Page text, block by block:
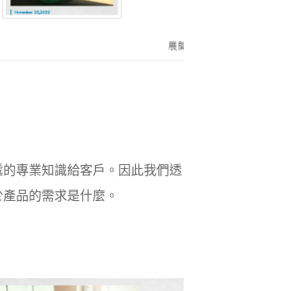
專業知識給客戶。因此我們透
品的需求是什麼。